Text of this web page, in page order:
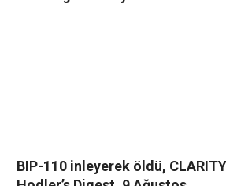
BIP-110 inleyerek öldü,